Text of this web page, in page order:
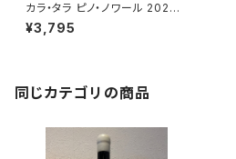
カラ・タラ ピノ・ノワール 2024
750ml
¥3,795
同じカテゴリの商品